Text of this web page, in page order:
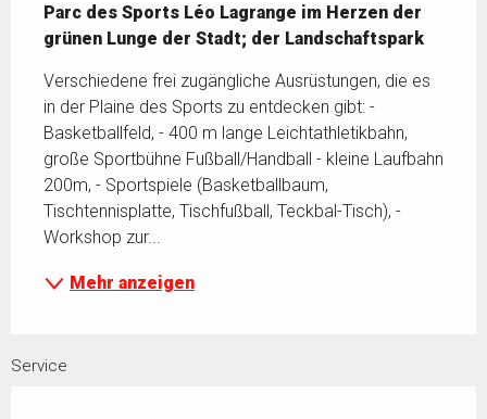
Parc des Sports Léo Lagrange im Herzen der
grünen Lunge der Stadt; der Landschaftspark
Verschiedene frei zugängliche Ausrüstungen, die es
in der Plaine des Sports zu entdecken gibt: -
Basketballfeld, - 400 m lange Leichtathletikbahn,
große Sportbühne Fußball/Handball - kleine Laufbahn
200m, - Sportspiele (Basketballbaum,
Tischtennisplatte, Tischfußball, Teckbal-Tisch), -
Workshop zur...
Mehr anzeigen
Service